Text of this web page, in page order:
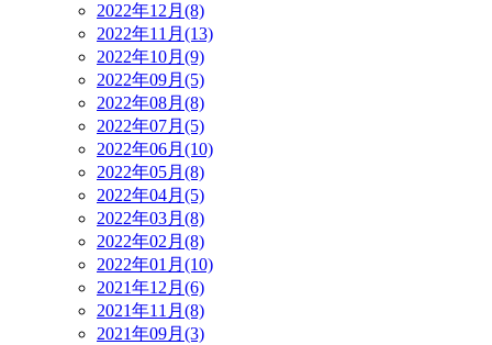
2022年12月(8)
2022年11月(13)
2022年10月(9)
2022年09月(5)
2022年08月(8)
2022年07月(5)
2022年06月(10)
2022年05月(8)
2022年04月(5)
2022年03月(8)
2022年02月(8)
2022年01月(10)
2021年12月(6)
2021年11月(8)
2021年09月(3)